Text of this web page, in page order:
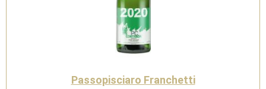
Passopisciaro Franchetti